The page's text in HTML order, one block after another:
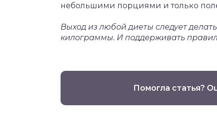
небольшими порциями и только
Выход из любой диеты следует
килограммы. И поддерживать
Помогла статья?